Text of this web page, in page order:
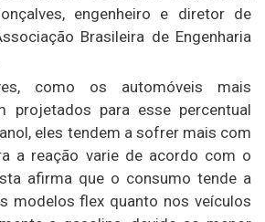
engenheiro e diretor de
Brasileira de Engenharia
como os automóveis mais
projetados para esse percentual
eles tendem a sofrer mais com
a reação varie de acordo com o
afirma que o consumo tende a
modelos flex quanto nos veículos